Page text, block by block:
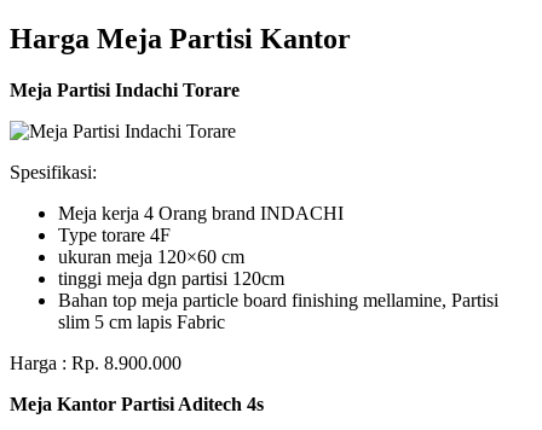
Harga Meja Partisi Kantor
Meja Partisi Indachi Torare
Spesifikasi:
Meja kerja 4 Orang brand INDACHI
Type torare 4F
ukuran meja 120×60 cm
tinggi meja dgn partisi 120cm
Bahan top meja particle board finishing mellamine, Partisi
slim 5 cm lapis Fabric
Harga : Rp. 8.900.000
Meja Kantor Partisi Aditech 4s